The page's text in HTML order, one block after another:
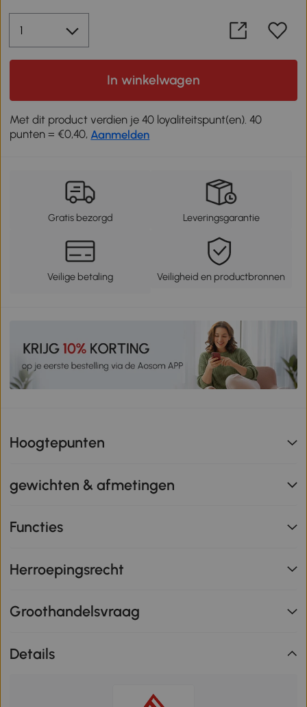
In winkelwagen
Met dit product verdien je 40 loyaliteitspunt(en). 40
punten = €0,40, Aanmelden
Gratis bezorgd Leveringsgarantie
Veilige betaling Veiligheid en productbronnen
Hoogtepunten
gewichten & afmetingen
Functies
Herroepingsrecht
Groothandelsvraag
Details